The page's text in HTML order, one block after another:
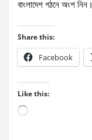
বাংলাদেশ গঠনে অংশ নিন।
Share this:
Facebook
Like this:
Loading…